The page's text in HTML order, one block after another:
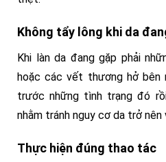
Không tẩy lông khi da
Khi làn da đang gặp phải
hoặc các vết thương hở bên
trước những tình trạng đó
nhằm tránh nguy cơ da trở
Thực hiện đúng thao tác